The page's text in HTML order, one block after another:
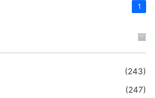
1
(243)
(247)